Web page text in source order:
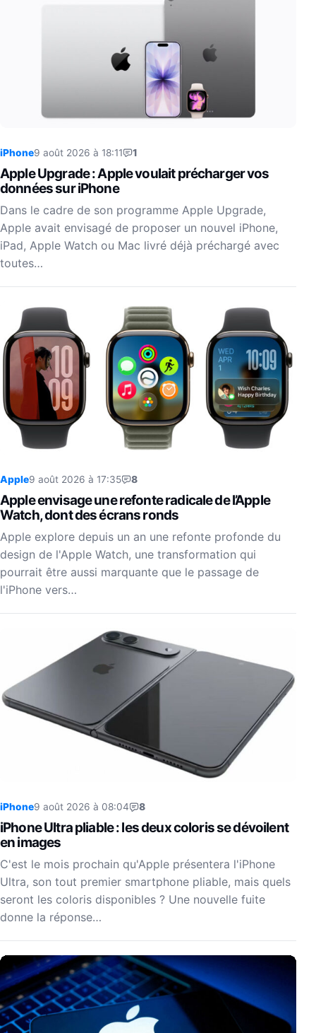
iPhone9 août 2026 à 18:11 1
Apple Upgrade : Apple voulait précharger vos
données sur iPhone
Dans le cadre de son programme Apple Upgrade,
Apple avait envisagé de proposer un nouvel iPhone,
iPad, Apple Watch ou Mac livré déjà préchargé avec
toutes…
Apple9 août 2026 à 17:35 8
Apple envisage une refonte radicale de l’Apple
Watch, dont des écrans ronds
Apple explore depuis un an une refonte profonde du
design de l'Apple Watch, une transformation qui
pourrait être aussi marquante que le passage de
l'iPhone vers…
iPhone9 août 2026 à 08:04 8
iPhone Ultra pliable : les deux coloris se dévoilent
en images
C'est le mois prochain qu'Apple présentera l'iPhone
Ultra, son tout premier smartphone pliable, mais quels
seront les coloris disponibles ? Une nouvelle fuite
donne la réponse…